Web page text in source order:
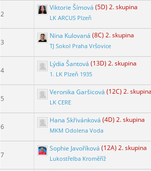
2
Viktorie Šímová (5D) 2. skupina
LK ARCUS Plzeň
3
Nina Kulovaná (8C) 2. skupina
TJ Sokol Praha Vršovice
4
Lýdia Šantová (13D) 2. skupina
1. LK Plzeň 1935
5
Veronika Garšicová (12C) 2. skupina
LK CERE
6
Hana Skřivánková (4D) 2. skupina
MKM Odolena Voda
7
Sophie Javoříková (12A) 2. skupina
Lukostřelba Kroměříž